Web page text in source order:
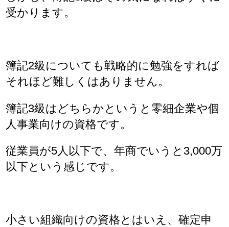
受かります。
簿記2級についても戦略的に勉強をすれば
それほど難しくはありません。
簿記3級はどちらかというと零細企業や個
人事業向けの資格です。
従業員が5人以下で、年商でいうと3,000万
以下という感じです。
小さい組織向けの資格とはいえ、確定申